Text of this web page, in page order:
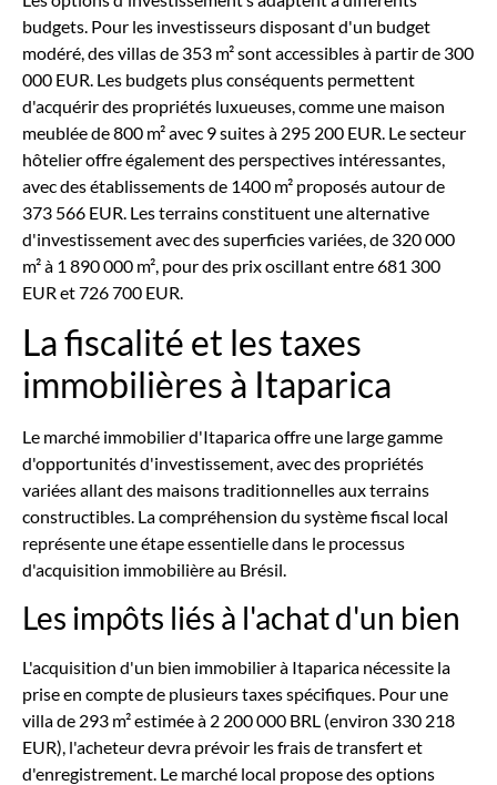
budgets. Pour les investisseurs disposant d'un budget
modéré, des villas de 353 m² sont accessibles à partir de 300
000 EUR. Les budgets plus conséquents permettent
d'acquérir des propriétés luxueuses, comme une maison
meublée de 800 m² avec 9 suites à 295 200 EUR. Le secteur
hôtelier offre également des perspectives intéressantes,
avec des établissements de 1400 m² proposés autour de
373 566 EUR. Les terrains constituent une alternative
d'investissement avec des superficies variées, de 320 000
m² à 1 890 000 m², pour des prix oscillant entre 681 300
EUR et 726 700 EUR.
La fiscalité et les taxes
immobilières à Itaparica
Le marché immobilier d'Itaparica offre une large gamme
d'opportunités d'investissement, avec des propriétés
variées allant des maisons traditionnelles aux terrains
constructibles. La compréhension du système fiscal local
représente une étape essentielle dans le processus
d'acquisition immobilière au Brésil.
Les impôts liés à l'achat d'un bien
L'acquisition d'un bien immobilier à Itaparica nécessite la
prise en compte de plusieurs taxes spécifiques. Pour une
villa de 293 m² estimée à 2 200 000 BRL (environ 330 218
EUR), l'acheteur devra prévoir les frais de transfert et
d'enregistrement. Le marché local propose des options